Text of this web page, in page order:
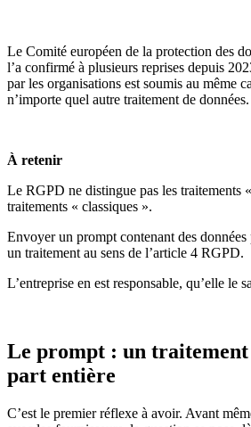
Le Comité européen de la protection des
l’a confirmé à plusieurs reprises depuis
par les organisations est soumis au même
n’importe quel autre traitement de données.
À retenir
Le RGPD ne distingue pas les traitements
traitements « classiques ».
Envoyer un prompt contenant des données
un traitement au sens de l’article 4 RGPD.
L’entreprise en est responsable, qu’elle le
Le prompt : un traitement
part entière
C’est le premier réflexe à avoir. Avant